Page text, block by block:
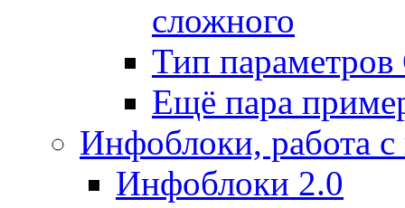
сложного
Тип
Ещё пара
Инфоблоки, работа
Инфоблоки 2.0